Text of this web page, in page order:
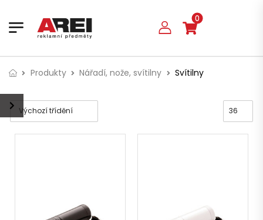
0
Produkty Nářadí, nože, svítilny Svítilny